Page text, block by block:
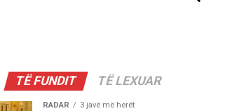
TË FUNDIT TË LEXUAR
RADAR 3 javë më herët